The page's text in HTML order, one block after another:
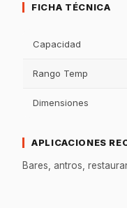
FICHA TÉCNICA
Capacidad
Rango Temp
Dimensiones
APLICACIONES
Bares, antros,